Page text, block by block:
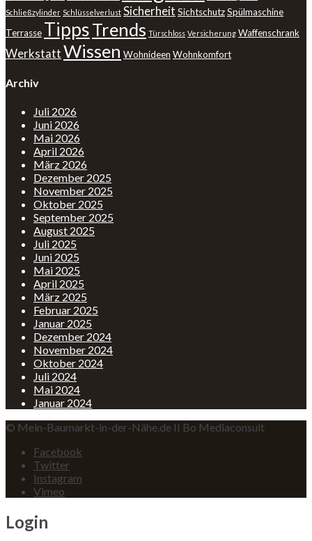
Schließzylinder Schlüsselverlust Sicherheit SichtschutzSpülmaschine
Terrasse TippsTrends Türschloss Versicherung Waffenschrank
WerkstattWissen Wohnideen Wohnkomfort
Archiv
Juli 2026
Juni 2026
Mai 2026
April 2026
März 2026
Dezember 2025
November 2025
Oktober 2025
September 2025
August 2025
Juli 2025
Juni 2025
Mai 2025
April 2025
März 2025
Februar 2025
Januar 2025
Dezember 2024
November 2024
Oktober 2024
Juli 2024
Mai 2024
Januar 2024
© Mein-Baumarkt-in-der-Nähe.de II Bo Mediaconsult
Facebook
Twitter
Instagram
Vimeo
Login